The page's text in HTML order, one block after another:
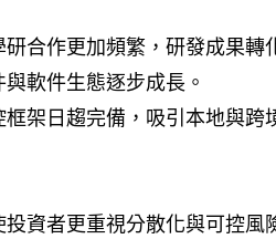
合作更加頻繁，研發成果轉
軟件生態逐步成長。
架日趨完備，吸引本地與跨
資者更重視分散化與可控風